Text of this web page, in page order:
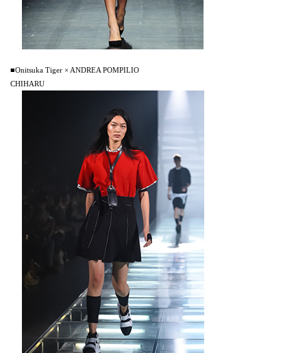
■Onitsuka Tiger × ANDREA POMPILIO
CHIHARU